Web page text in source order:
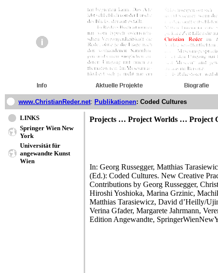
www.ChristianReder.net: Publikationen: Coded Cultures
LINKS
Springer Wien New
York
Universität für
angewandte Kunst
Wien
Projects … Project Worlds … Project
In: Georg Russegger, Matthias
(Ed.): Coded Cultures. New Creative
Contributions by Georg Russegger,
Hiroshi Yoshioka, Marina Grzinic,
Matthias Tarasiewicz, David d’Heilly/
Verina Gfader, Margarete Jahrmann,
Edition Angewandte,